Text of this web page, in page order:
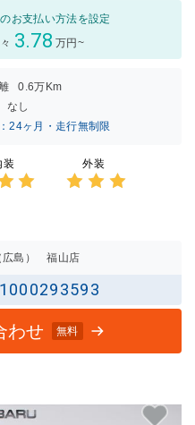
お支払い方法を設定
3.78 万円~
0.6万Km
なし
24ヶ月・走行無制限
装 外装
広島） 福山店
1000293593
わせ 無料